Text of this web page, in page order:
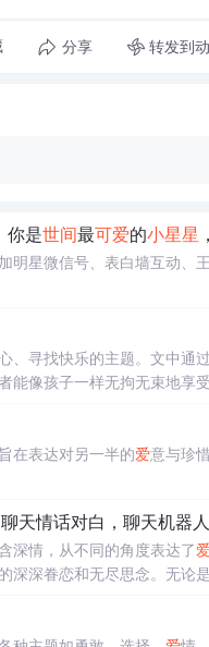
分享 转发到
你是世间最可爱的小星星
明星微信号、表白墙互动、
寻找快乐的主题。文中通过
像孩子一样无拘无束地享受
在表达对另一半的爱意与珍
天情话对白，聊天机器人
深情，从不同的角度表达了
深深眷恋和无尽思念。无论